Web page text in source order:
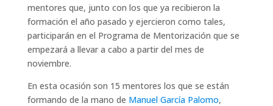
mentores que, junto con los que ya recibieron la
formación el año pasado y ejercieron como tales,
participarán en el Programa de Mentorización que se
empezará a llevar a cabo a partir del mes de
noviembre.
En esta ocasión son 15 mentores los que se están
formando de la mano de Manuel García Palomo,